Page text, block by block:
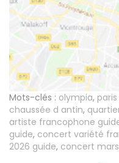
Mots-clés : olympia,
chaussée d antin,
artiste francophone
guide, concert variété
2026 guide, concert